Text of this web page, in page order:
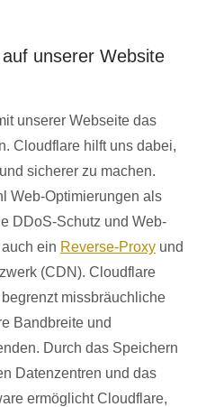
unserer Website
unserer Webseite das
Cloudflare hilft uns dabei,
sicherer zu machen.
Web-Optimierungen als
DDoS-Schutz und Web-
ein Reverse-Proxy und
(CDN). Cloudflare
missbräuchliche
Bandbreite und
Durch das Speichern
Datenzentren und das
ermöglicht Cloudflare,